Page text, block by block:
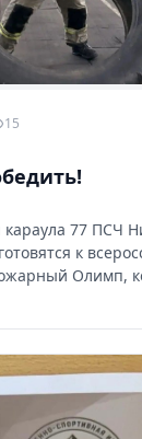
15
караула 77 ПСЧ
к
Олимп,